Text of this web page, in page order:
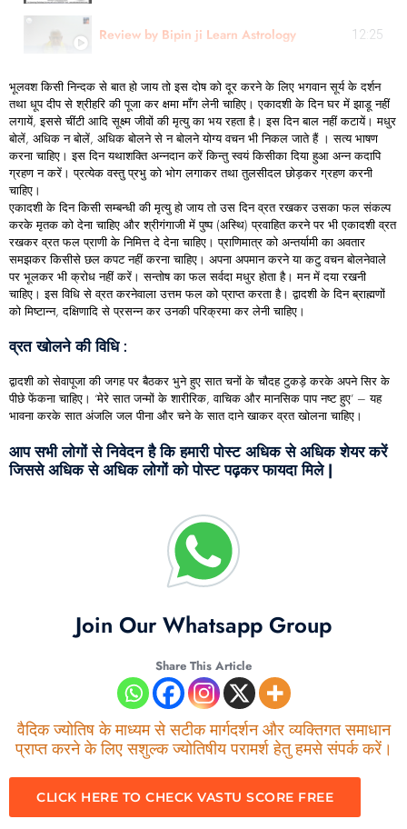
Review by Bipin ji Learn Astrology 12:25
भूलवश किसी निन्दक से बात हो जाय तो इस दोष को दूर करने के लिए भगवान सूर्य के दर्शन
तथा धूप दीप से श्रीहरि की पूजा कर क्षमा माँग लेनी चाहिए। एकादशी के दिन घर में झाडू नहीं
लगायें, इससे चींटी आदि सूक्ष्म जीवों की मृत्यु का भय रहता है। इस दिन बाल नहीं कटायें। मधुर
बोलें, अधिक न बोलें, अधिक बोलने से न बोलने योग्य वचन भी निकल जाते हैं । सत्य भाषण
करना चाहिए। इस दिन यथाशक्ति अन्नदान करें किन्तु स्वयं किसीका दिया हुआ अन्न कदापि
ग्रहण न करें। प्रत्येक वस्तु प्रभु को भोग लगाकर तथा तुलसीदल छोड़कर ग्रहण करनी
चाहिए।
एकादशी के दिन किसी सम्बन्धी की मृत्यु हो जाय तो उस दिन व्रत रखकर उसका फल संकल्प
करके मृतक को देना चाहिए और श्रीगंगाजी में पुष्प (अस्थि) प्रवाहित करने पर भी एकादशी व्रत
रखकर व्रत फल प्राणी के निमित्त दे देना चाहिए। प्राणिमात्र को अन्तर्यामी का अवतार
समझकर किसीसे छल कपट नहीं करना चाहिए। अपना अपमान करने या कटु वचन बोलनेवाले
पर भूलकर भी क्रोध नहीं करें। सन्तोष का फल सर्वदा मधुर होता है। मन में दया रखनी
चाहिए। इस विधि से व्रत करनेवाला उत्तम फल को प्राप्त करता है। द्वादशी के दिन ब्राह्मणों
को मिष्टान्न, दक्षिणादि से प्रसन्न कर उनकी परिक्रमा कर लेनी चाहिए।
व्रत खोलने की विधि:
द्वादशी को सेवापूजा की जगह पर बैठकर भुने हुए सात चनों के चौदह टुकड़े करके अपने सिर के
पीछे फेंकना चाहिए। ‘मेरे सात जन्मों के शारीरिक, वाचिक और मानसिक पाप नष्ट हुए’ – यह
भावना करके सात अंजलि जल पीना और चने के सात दाने खाकर व्रत खोलना चाहिए।
आप सभी लोगों से निवेदन है कि हमारी पोस्ट अधिक से अधिक शेयर करें
जिससे अधिक से अधिक लोगों को पोस्ट पढ़कर फायदा मिले |
Join Our Whatsapp Group
Share This Article
वैदिक ज्योतिष के माध्यम से सटीक मार्गदर्शन और व्यक्तिगत समाधान
प्राप्त करने के लिए सशुल्क ज्योतिषीय परामर्श हेतु हमसे संपर्क करें।
CLICK HERE TO CHECK VASTU SCORE FREE